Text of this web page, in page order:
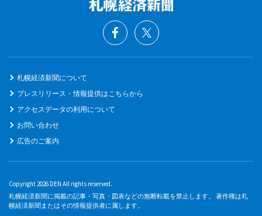
札幌経済新聞について
プレスリリース・情報提供はこちらから
アクセスデータの利用について
お問い合わせ
広告のご案内
Copyright 2026 DEN All rights reserved.
札幌経済新聞に掲載の記事・写真・図表などの無断転載を禁止します。 著作権は札
幌経済新聞またはその情報提供者に属します。